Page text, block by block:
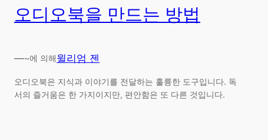
오디오북을 만드는 방법
—~에 의해윌리엄 젠
오디오북은 지식과 이야기를 전달하는 훌륭한 도구입니다. 독
서의 즐거움은 한 가지이지만, 편안함은 또 다른 것입니다.